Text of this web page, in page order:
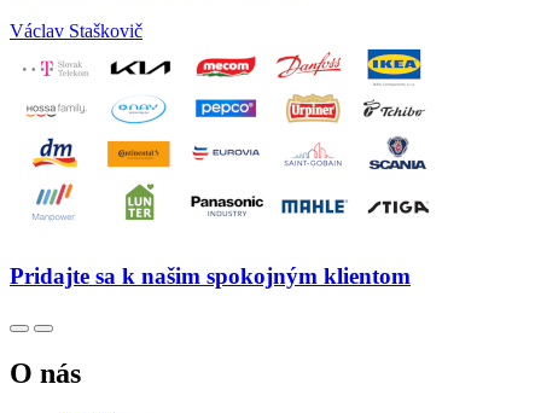
Václav Staškovič
Pridajte sa k našim spokojným klientom
O nás